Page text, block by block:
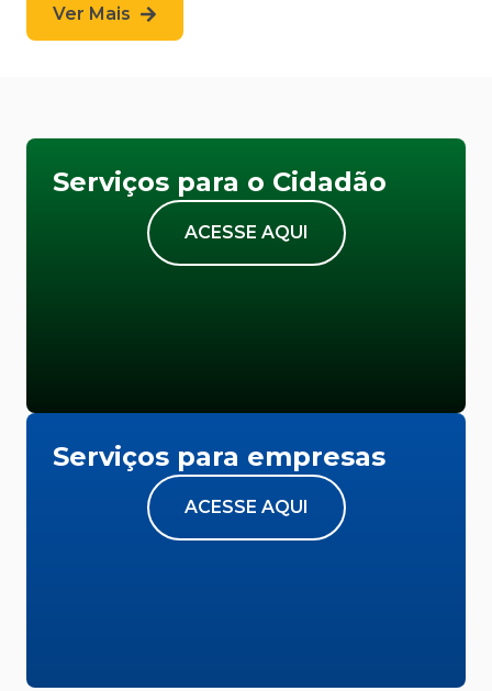
Ver Mais
Serviços para o Cidadão
ACESSE AQUI
Serviços para empresas
ACESSE AQUI